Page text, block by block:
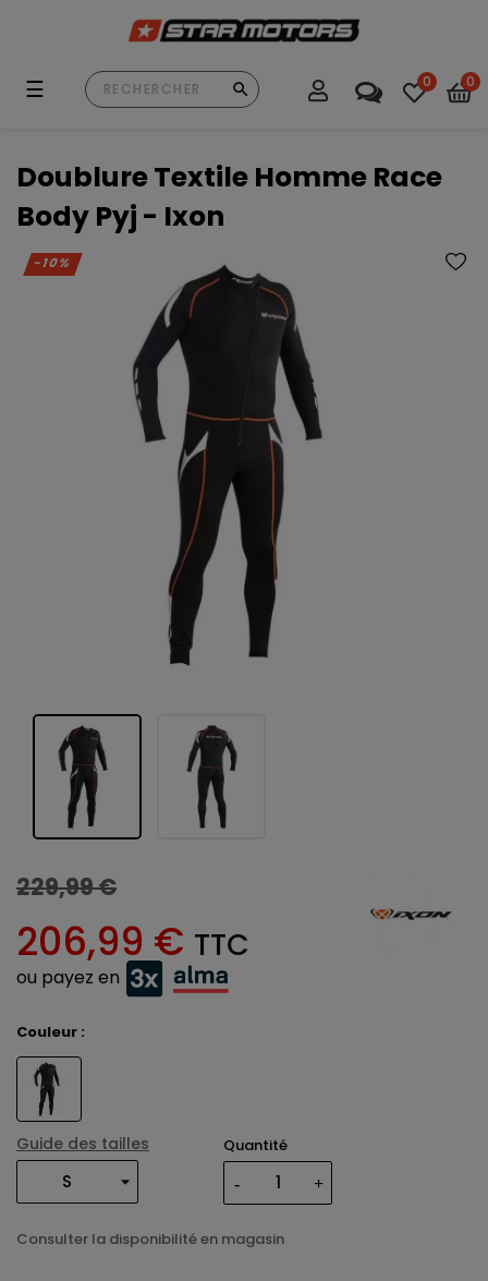
Basculer
☰ 0 0
Doublure Textile Homme Race
Body Pyj - Ixon
-10%
229,99 €
206,99 € TTC
ou payez en
Couleur :
Guide des tailles Quantité
Consulter la disponibilité en magasin